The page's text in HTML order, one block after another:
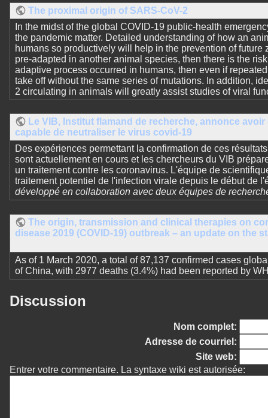
The proximal origin of SARS-CoV-2
In the midst of the global COVID-19 public-health
the pandemic matter. Detailed understanding of how an
humans so productively will help in the prevention of
pre-adapted in another animal species, then there is the
adaptive process occurred in humans, then even if
take off without the same series of mutations. In addition,
2 circulating in animals will greatly assist studies of viral
Le VIB, Institut flamand de recherche, annonce
capable de neutraliser le virus covid-19
Des expériences permettant la confirmation de ces
sont actuellement en cours et les chercheurs du VIB
un traitement contre les coronavirus. L'équipe de
traitement potentiel de l'infection virale depuis le début de
développé en collaboration avec deux équipes de
The origin, transmission and clinical therapies on
disease 2019 (COVID-19) outbreak – an update on the
As of 1 March 2020, a total of 87,137 confirmed cases
of China, with 2977 deaths (3.4%) had been reported by
Discussion
Nom complet:
Adresse de courriel:
Site web:
Entrer votre commentaire. La syntaxe wiki est autorisée: